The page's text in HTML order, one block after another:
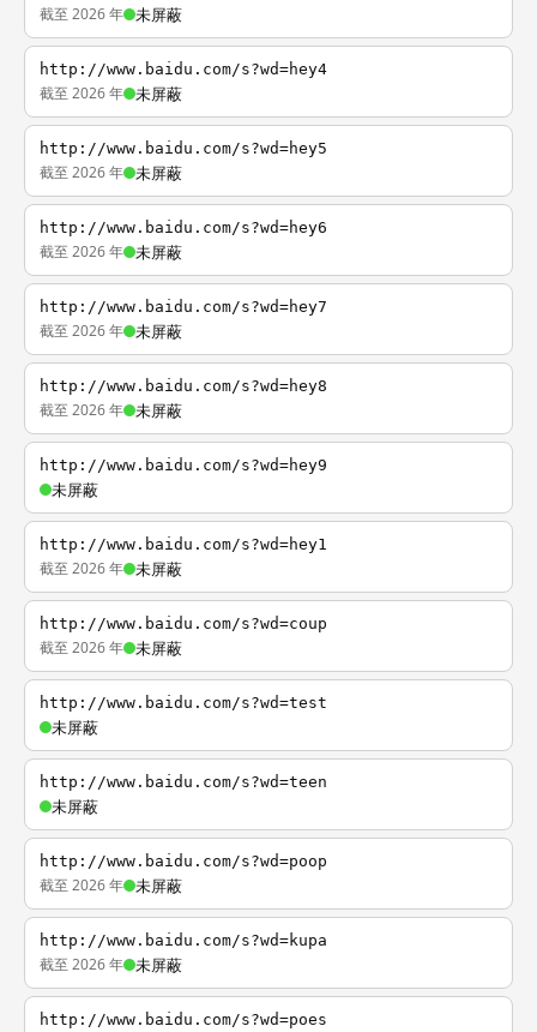
截至 2026 年 未屏蔽
http://www.baidu.com/s?wd=hey4
截至 2026 年 未屏蔽
http://www.baidu.com/s?wd=hey5
截至 2026 年 未屏蔽
http://www.baidu.com/s?wd=hey6
截至 2026 年 未屏蔽
http://www.baidu.com/s?wd=hey7
截至 2026 年 未屏蔽
http://www.baidu.com/s?wd=hey8
截至 2026 年 未屏蔽
http://www.baidu.com/s?wd=hey9
未屏蔽
http://www.baidu.com/s?wd=hey1
截至 2026 年 未屏蔽
http://www.baidu.com/s?wd=coup
截至 2026 年 未屏蔽
http://www.baidu.com/s?wd=test
未屏蔽
http://www.baidu.com/s?wd=teen
未屏蔽
http://www.baidu.com/s?wd=poop
截至 2026 年 未屏蔽
http://www.baidu.com/s?wd=kupa
截至 2026 年 未屏蔽
http://www.baidu.com/s?wd=poes